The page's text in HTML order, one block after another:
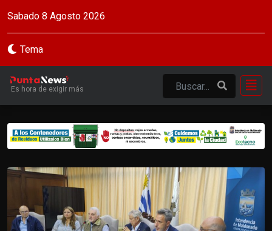
Sabado 8 Agosto 2026
Tema
Es hora de exigir más